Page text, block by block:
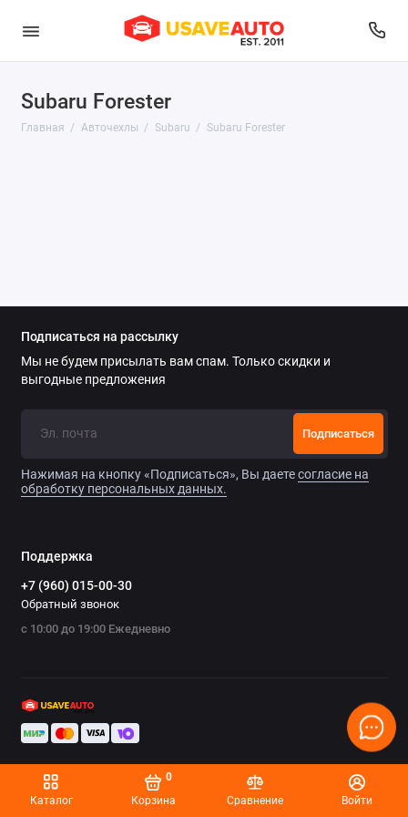
Каталог Корзина
0
Сравнение
Войти
Subaru Forester
Главная Авточехлы Subaru Subaru Forester
Audi
Changan
Chery
Chevrolet
Chrysler
Citroen
Datsun
Dodge
Dongfeng
Ford
Подписаться на рассылку
Мы не будем присылать вам спам. Только скидки и
выгодные предложения
Подписаться
Нажимая на кнопку «Подписаться», Вы даетесогласие на
обработку персональных данных.
Поддержка
+7 (960) 015-00-30
Обратный звонок
с 10:00 до 19:00 Ежедневно